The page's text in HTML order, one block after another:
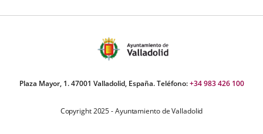
Plaza Mayor, 1. 47001 Valladolid, España. Teléfono:+34 983 426 100
Copyright 2025 - Ayuntamiento de Valladolid